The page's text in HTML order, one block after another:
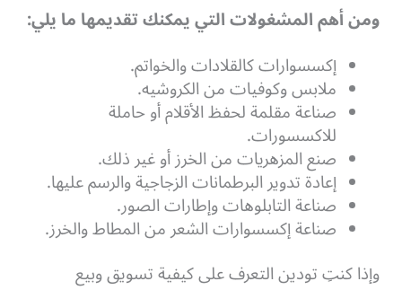
ومن أهم المشغولات التي يمكنك تقديمها ما يلي:
إكسسوارات كالقلادات والخواتم.
ملابس وكوفيات من الكروشيه.
صناعة مقلمة لحفظ الأقلام أو حاملة
للاكسسورات.
صنع المزهريات من الخرز أو غير ذلك.
إعادة تدوير البرطمانات الزجاجية والرسم عليها.
صناعة التابلوهات وإطارات الصور.
صناعة إكسسوارات الشعر من المطاط والخرز.
وإذا كنتِ تودين التعرف على كيفية تسويق وبيع